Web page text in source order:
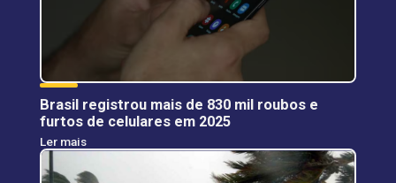
Brasil registrou mais de 830 mil roubos e
furtos de celulares em 2025
Ler mais